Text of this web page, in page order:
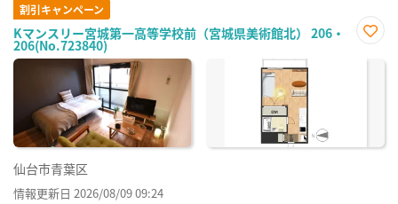
割引キャンペーン
Kマンスリー宮城第一高等学校前（宮城県美術館北） 206・
206(No.723840)
に入
仙台市青葉区
情報更新日 2026/08/09 09:24